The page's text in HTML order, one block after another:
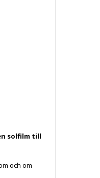
solfilm till
och om